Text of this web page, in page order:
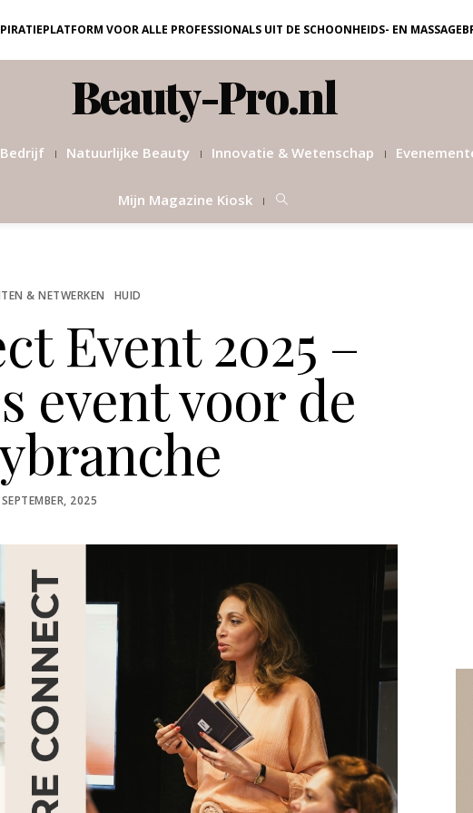
VOOR ALLE PROFESSIONALS UIT DE SCHOONHEIDS- EN
Beauty-Pro.nl
Natuurlijke Beauty Innovatie & Wetenschap
Mijn Magazine Kiosk
& NETWERKEN HUID
Event 2025 –
event voor de
2025